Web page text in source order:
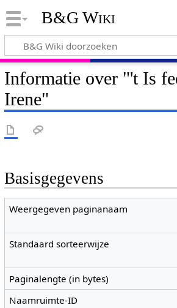
B&G Wiki
Informatie over "'t Is
Irene"
Basisgegevens
Weergegeven paginanaam
Standaard sorteerwijze
Paginalengte (in bytes)
Naamruimte-ID